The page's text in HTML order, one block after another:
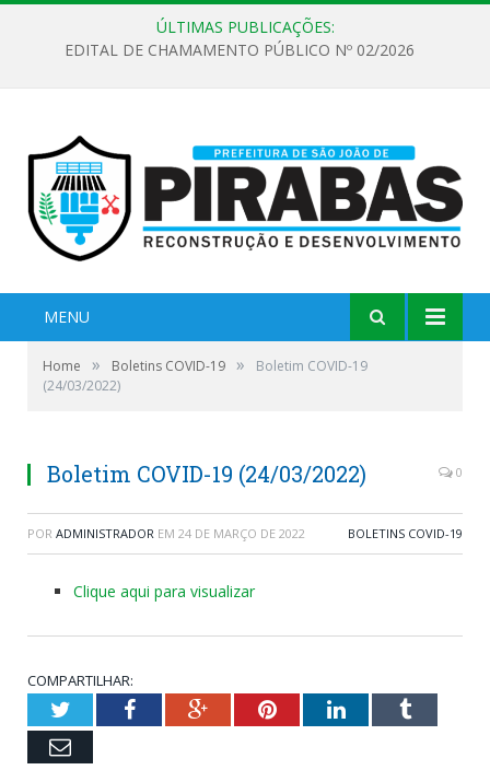
ÚLTIMAS PUBLICAÇÕES:
EDITAL DE CHAMAMENTO PÚBLICO Nº 02/2026
MENU
Home » Boletins COVID-19 »
Boletim COVID-19
(24/03/2022)
Boletim COVID-19 (24/03/2022) 0
POR ADMINISTRADOR EM 24 DE MARÇO DE 2022 BOLETINS COVID-19
Clique aqui para visualizar
COMPARTILHAR:
TwitterFacebookGoogle+PinterestLinkedInTumblr
Email